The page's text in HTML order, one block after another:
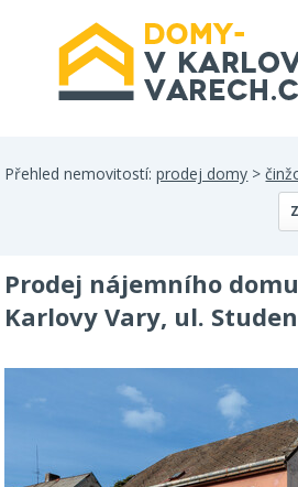
Přehled nemovitostí:prodej domy >
Prodej nájemního
Karlovy Vary, ul.